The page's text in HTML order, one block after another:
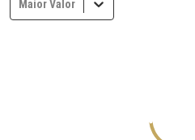
Maior Valor